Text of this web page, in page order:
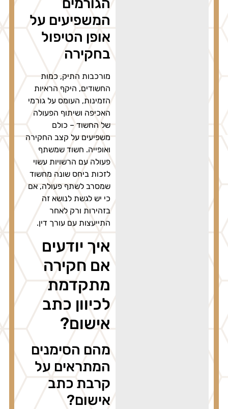
המשפיעים על
אופן הטיפול
בחקירה
מורכבות התיק, כמות
החשודים, היקף הראיות
הזמינות, העומס על גורמי
האכיפה ושיתוף הפעולה
של החשוד – כולם
משפיעים על קצב החקירה
ואופייה. חשוד שמשתף
פעולה עם הרשויות עשוי
לזכות ביחס שונה מחשוד
שמסרב לשתף פעולה, אם
כי יש לגשת לנושא זה
בזהירות ורק לאחר
התייעצות עם עורך דין.
איך יודעים
אם חקירה
מתקדמת
לכיוון כתב
אישום?
מהם הסימנים
המתראים על
קרבת כתב
אישום?